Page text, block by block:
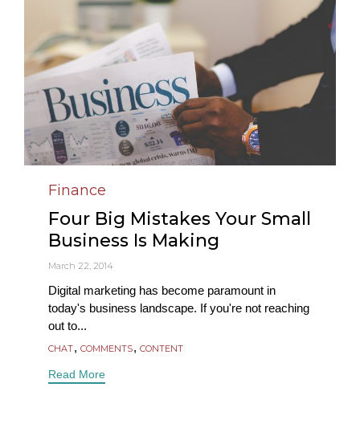
Category
Finance
Four Big Mistakes Your Small
Business Is Making
March 22, 2014
Digital marketing has become paramount in
today's business landscape. If you're not reaching
out to...
Tags
CHAT, COMMENTS, CONTENT
Read More